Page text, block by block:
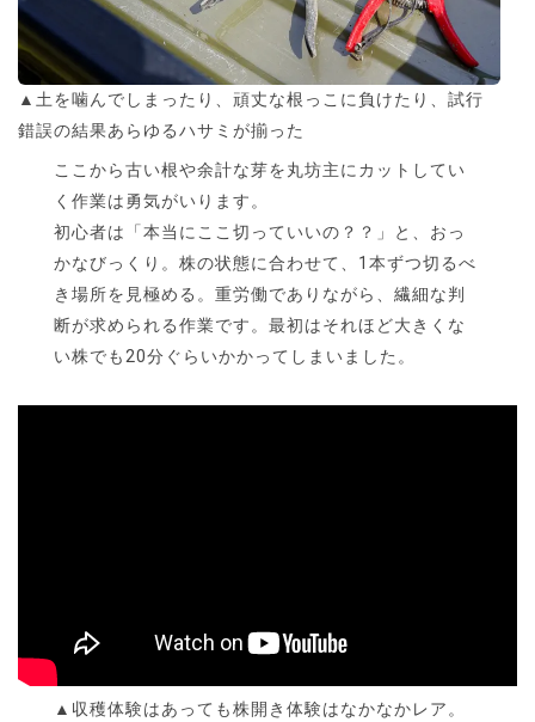
▲土を噛んでしまったり、頑丈な根っこに負けたり、試行
錯誤の結果あらゆるハサミが揃った
ここから古い根や余計な芽を丸坊主にカットしてい
く作業は勇気がいります。
初心者は「本当にここ切っていいの？？」と、おっ
かなびっくり。株の状態に合わせて、1本ずつ切るべ
き場所を見極める。重労働でありながら、繊細な判
断が求められる作業です。最初はそれほど大きくな
い株でも20分ぐらいかかってしまいました。
▲収穫体験はあっても株開き体験はなかなかレア。